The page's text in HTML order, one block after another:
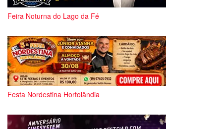
Feira Noturna do Lago da Fé
Festa Nordestina Hortolândia